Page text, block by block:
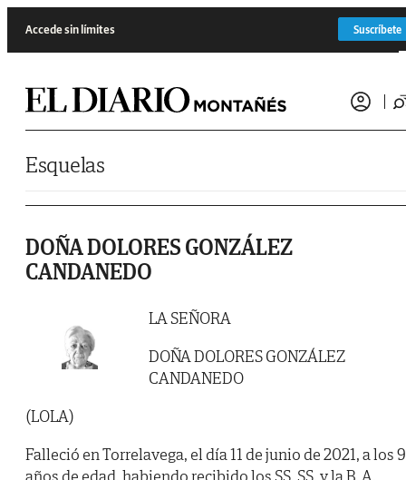
Accede sin límites Suscríbete
Esquelas
DOÑA DOLORES GONZÁLEZ
CANDANEDO
LA SEÑORA
DOÑA DOLORES GONZÁLEZ
CANDANEDO
(LOLA)
Falleció en Torrelavega, el día 11 de junio de 2021, a los